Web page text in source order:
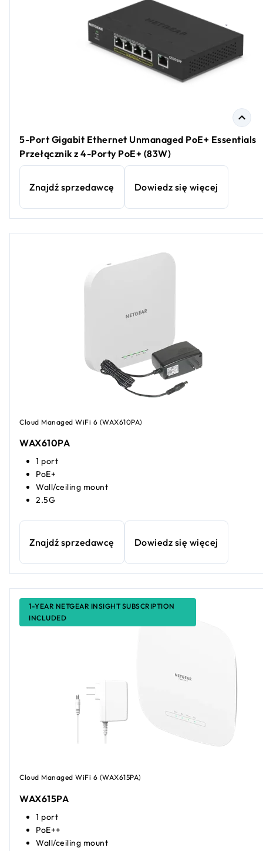
5-Port Gigabit Ethernet Unmanaged PoE+ Essentials
Przełącznik z 4-Porty PoE+ (83W)
Znajdź sprzedawcę Dowiedz się więcej
Cloud Managed WiFi 6 (WAX610PA)
WAX610PA
1 port
PoE+
Wall/ceiling mount
2.5G
Znajdź sprzedawcę Dowiedz się więcej
1-YEAR NETGEAR INSIGHT SUBSCRIPTION
INCLUDED
Cloud Managed WiFi 6 (WAX615PA)
WAX615PA
1 port
PoE++
Wall/ceiling mount